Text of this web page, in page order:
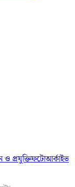
ও প্রযুক্তিফটোআর্কাইভ